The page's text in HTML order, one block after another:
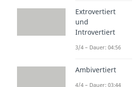
Extrovertiert
und
Introvertiert
3/4 – Dauer: 04:56
Ambivertiert
4/4 – Dauer: 03:44